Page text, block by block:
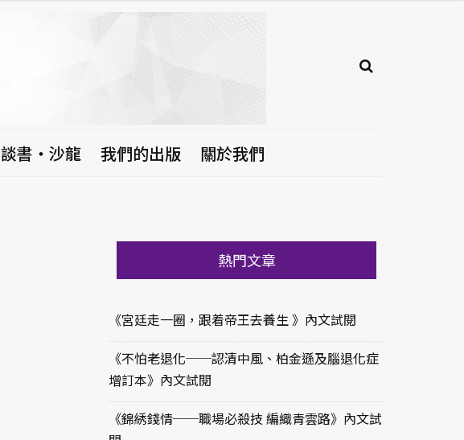
談書‧沙龍 我們的出版 關於我們
熱門文章
《宮廷走一圈，跟着帝王去養生 》內文試閱
《不怕老退化──認清中風、柏金遜及腦退化症
增訂本》內文試閱
《錦綉錢情──職場必殺技 編織青雲路》內文試